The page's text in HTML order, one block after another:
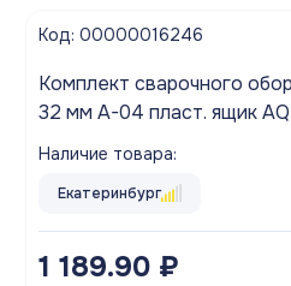
Код: 00000016246
Комплект сварочного
32 мм A-04 пласт. ящик
Наличие товара:
Екатеринбург
1 189.90 ₽